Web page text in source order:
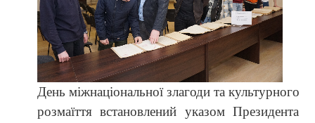
День міжнаціональної злагоди та культурного
розмаїття встановлений указом Президента